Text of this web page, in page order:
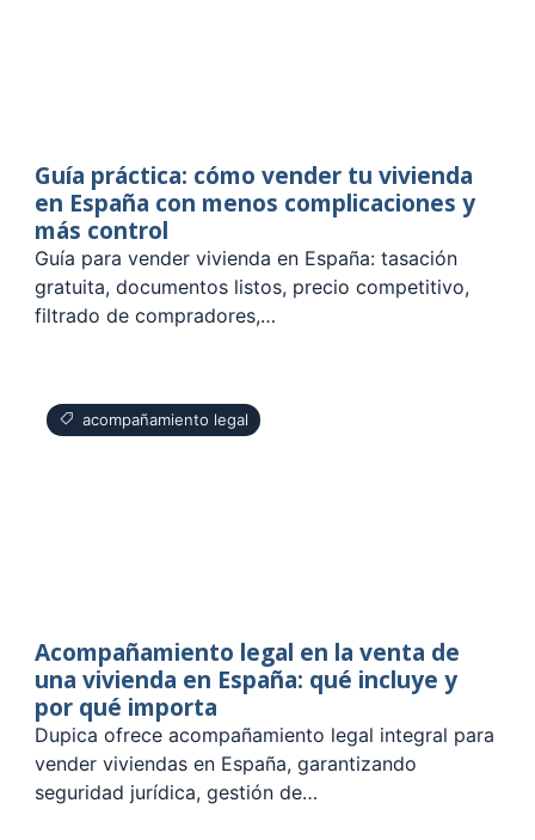
Guía práctica: cómo vender tu vivienda
en España con menos complicaciones y
más control
Guía para vender vivienda en España: tasación
gratuita, documentos listos, precio competitivo,
filtrado de compradores,…
acompañamiento legal
Acompañamiento legal en la venta de
una vivienda en España: qué incluye y
por qué importa
Dupica ofrece acompañamiento legal integral para
vender viviendas en España, garantizando
seguridad jurídica, gestión de…